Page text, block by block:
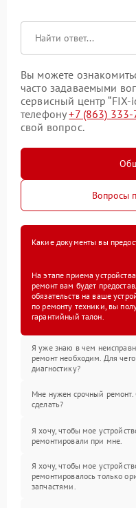
Вы можете
часто задаваемыми
сервисный центр
телефону+7 (863)
свой вопрос.
Вопросы
Какие документы вы
На этапе приема
ремонт вам будет
обязательств на ваше
по ремонту техники, вы
гарантийный талон.
Я уже знаю в чем
ремонт необходим. Для
диагностику?
Мне нужен срочный
сделать?
Я хочу, чтобы мое
ремонтировали при мне.
Я хочу, чтобы мое
ремонтировалось только
запчастями.